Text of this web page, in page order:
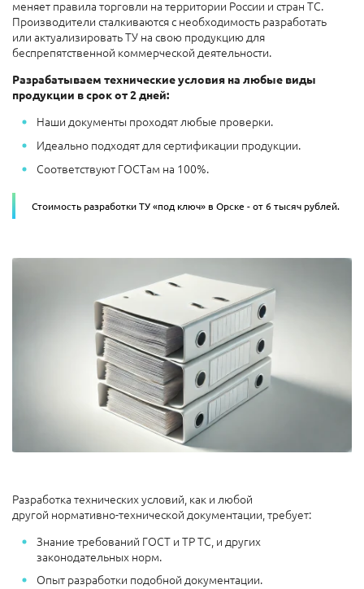
меняет правила торговли на территории России и стран ТС.
Производители сталкиваются с необходимость разработать
или актуализировать ТУ на свою продукцию для
беспрепятственной коммерческой деятельности.
Разрабатываем технические условия на любые виды
продукции в срок от 2 дней:
Наши документы проходят любые проверки.
Идеально подходят для сертификации продукции.
Соответствуют ГОСТам на 100%.
Стоимость разработки ТУ «под ключ» в Орске - от 6 тысяч рублей.
Разработка технических условий, как и любой
другой нормативно-технической документации, требует:
Знание требований ГОСТ и ТР ТС, и других
законодательных норм.
Опыт разработки подобной документации.